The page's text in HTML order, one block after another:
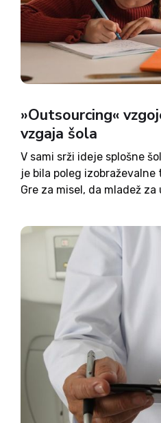
»Outsourcing«
vzgaja šola
V sami srži ideje splošne
je bila poleg
Gre za misel, da mladež za
drugega, kot lahko dobi v
Pedagogi...